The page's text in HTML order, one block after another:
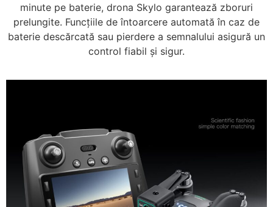
minute pe baterie, drona Skylo garantează zboruri
prelungite. Funcțiile de întoarcere automată în caz de
baterie descărcată sau pierdere a semnalului asigură un
control fiabil și sigur.